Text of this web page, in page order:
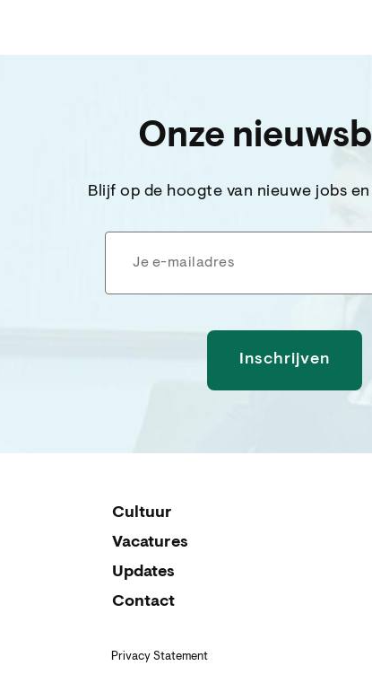
Onze
Blijf op de hoogte van nieuwe jobs
Cultuur
Vacatures
Updates
Contact
Privacy Statement